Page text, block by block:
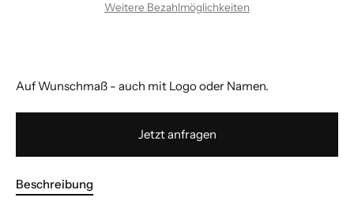
Weitere Bezahlmöglichkeiten
Auf Wunschmaß - auch mit Logo oder Namen.
Jetzt anfragen
Beschreibung